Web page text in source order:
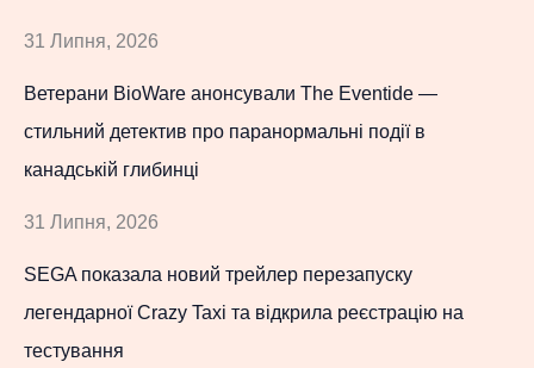
31 Липня, 2026
Ветерани BioWare анонсували The Eventide —
стильний детектив про паранормальні події в
канадській глибинці
31 Липня, 2026
SEGA показала новий трейлер перезапуску
легендарної Crazy Taxi та відкрила реєстрацію на
тестування